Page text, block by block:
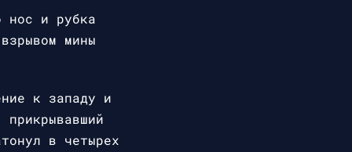
нос и рубка
мины
к западу и
в четырех